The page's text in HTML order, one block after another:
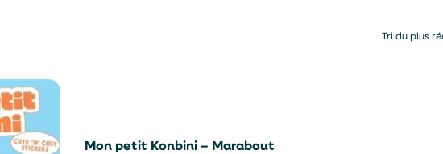
Mon petit Konbini – Marabout